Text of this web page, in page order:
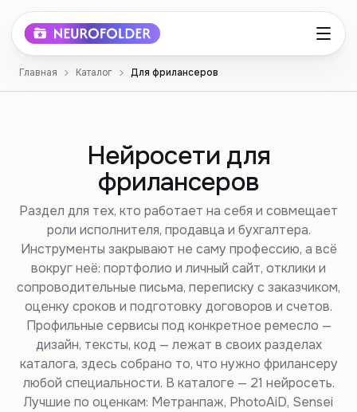
Главная Каталог Для фрилансеров
Нейросети для
фрилансеров
Раздел для тех, кто работает на себя и совмещает
роли исполнителя, продавца и бухгалтера.
Инструменты закрывают не саму профессию, а всё
вокруг неё: портфолио и личный сайт, отклики и
сопроводительные письма, переписку с заказчиком,
оценку сроков и подготовку договоров и счетов.
Профильные сервисы под конкретное ремесло —
дизайн, тексты, код — лежат в своих разделах
каталога, здесь собрано то, что нужно фрилансеру
любой специальности. В каталоге — 21 нейросеть.
Лучшие по оценкам: Метранпаж, PhotoAiD, Sensei